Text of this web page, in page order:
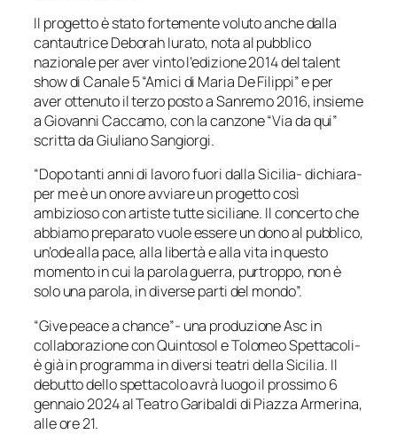
Il progetto è stato fortemente voluto anche dalla
cantautrice Deborah Iurato, nota al pubblico
nazionale per aver vinto l’edizione 2014 del talent
show di Canale 5 “Amici di Maria De Filippi” e per
aver ottenuto il terzo posto a Sanremo 2016, insieme
a Giovanni Caccamo, con la canzone “Via da qui”
scritta da Giuliano Sangiorgi.
“Dopo tanti anni di lavoro fuori dalla Sicilia- dichiara-
per me è un onore avviare un progetto così
ambizioso con artiste tutte siciliane. Il concerto che
abbiamo preparato vuole essere un dono al pubblico,
un’ode alla pace, alla libertà e alla vita in questo
momento in cui la parola guerra, purtroppo, non è
solo una parola, in diverse parti del mondo”.
“Give peace a chance”- una produzione Asc in
collaborazione con Quintosol e Tolomeo Spettacoli-
è già in programma in diversi teatri della Sicilia. Il
debutto dello spettacolo avrà luogo il prossimo 6
gennaio 2024 al Teatro Garibaldi di Piazza Armerina,
alle ore 21.